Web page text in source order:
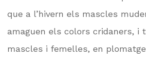
que a l’hivern els mascles
amaguen els colors cridaners, i
mascles i femelles, en